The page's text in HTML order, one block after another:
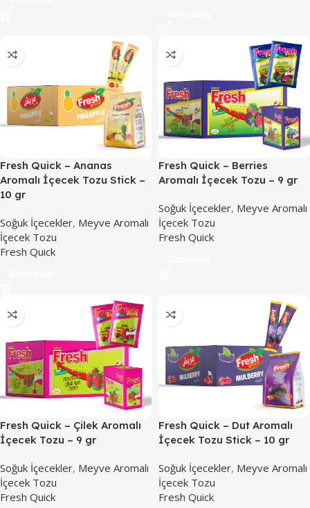
Fresh Quick – Ananas
Aromalı İçecek Tozu Stick –
10 gr
Soğuk İçecekler, Meyve Aromalı
İçecek Tozu
Fresh Quick
Fresh Quick – Berries
Aromalı İçecek Tozu – 9 gr
Soğuk İçecekler, Meyve Aromalı
İçecek Tozu
Fresh Quick
Fresh Quick – Çilek Aromalı
İçecek Tozu – 9 gr
Soğuk İçecekler, Meyve Aromalı
İçecek Tozu
Fresh Quick
Fresh Quick – Dut Aromalı
İçecek Tozu Stick – 10 gr
Soğuk İçecekler, Meyve Aromalı
İçecek Tozu
Fresh Quick